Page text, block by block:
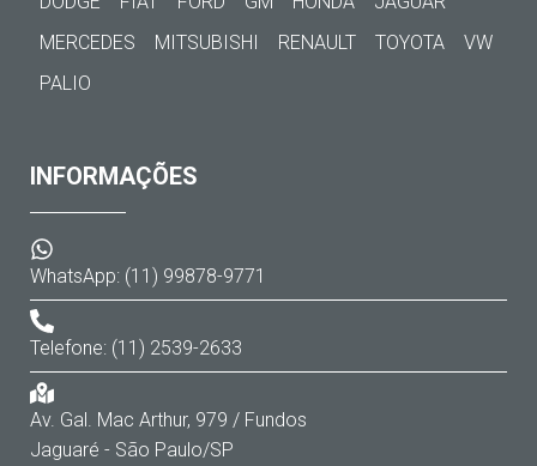
MERCEDES
MITSUBISHI RENAULT TOYOTA
VW
PALIO
INFORMAÇÕES
WhatsApp: (11) 99878-9771
Telefone: (11) 2539-2633
Av. Gal. Mac Arthur, 979 / Fundos
Jaguaré - São Paulo/SP